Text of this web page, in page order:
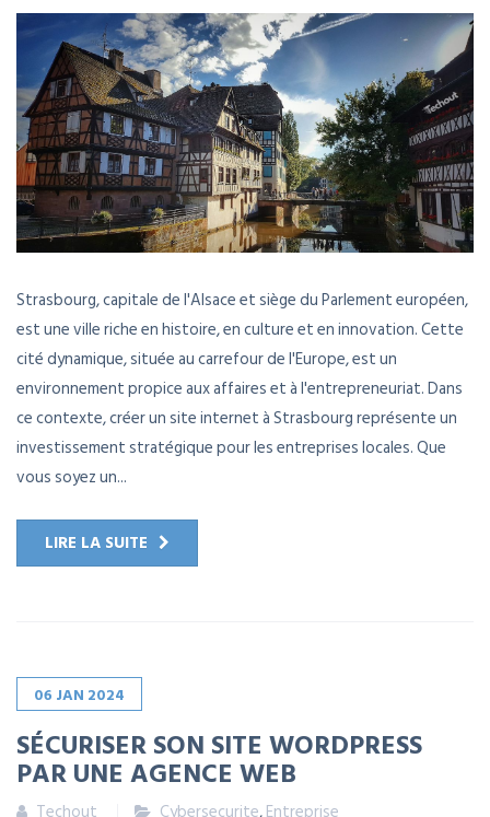
Strasbourg, capitale de l'Alsace et siège du Parlement européen,
est une ville riche en histoire, en culture et en innovation. Cette
cité dynamique, située au carrefour de l'Europe, est un
environnement propice aux affaires et à l'entrepreneuriat. Dans
ce contexte, créer un site internet à Strasbourg représente un
investissement stratégique pour les entreprises locales. Que
vous soyez un...
LIRE LA SUITE
06 JAN 2024
SÉCURISER SON SITE WORDPRESS
PAR UNE AGENCE WEB